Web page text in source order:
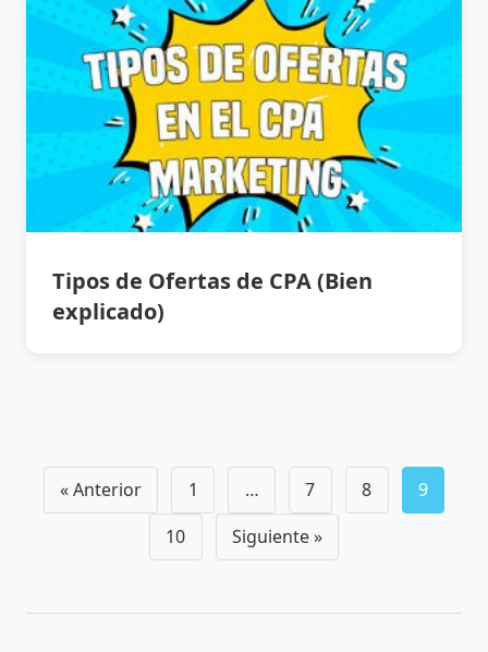
Tipos de Ofertas de CPA (Bien
explicado)
Navegación
« Anterior 1 … 7 8
9
10
Siguiente »